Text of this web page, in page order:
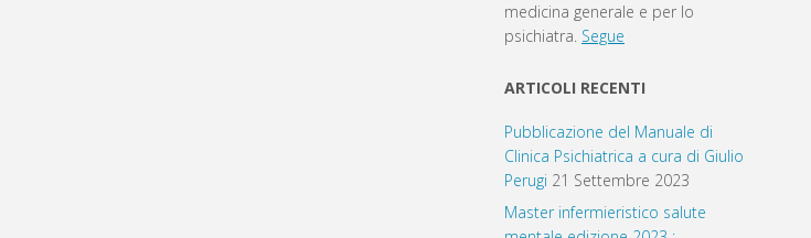
medicina generale e per lo
psichiatra. Segue
ARTICOLI RECENTI
Pubblicazione del Manuale di
Clinica Psichiatrica a cura di Giulio
Perugi 21 Settembre 2023
Master infermieristico salute